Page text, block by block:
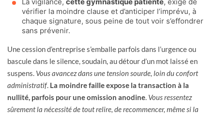
vérifier la moindre clause et d’anticiper l’imprévu, à
chaque signature, sous peine de tout voir s’effondrer
sans prévenir.
Une cession d’entreprise s’emballe parfois dans l’urgence ou
bascule dans le silence, soudain, au détour d’un mot laissé en
suspens. Vous avancez dans une tension sourde, loin du confort
administratif. La moindre faille expose la transaction à la
nullité, parfois pour une omission anodine. Vous ressentez
sûrement la nécessité de tout relire, de recommencer, même si la